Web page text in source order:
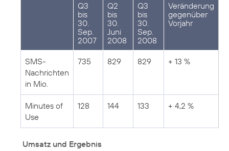
Q3
bis
30.
Sep.
2007
Q2
bis
30.
Juni
2008
Q3
bis
30.
Sep.
2008
Veränderung
gegenüber
Vorjahr
SMS-
Nachrichten
in Mio.
735 829 829 + 13 %
Minutes of
Use
128 144 133 + 4,2 %
Umsatz und Ergebnis